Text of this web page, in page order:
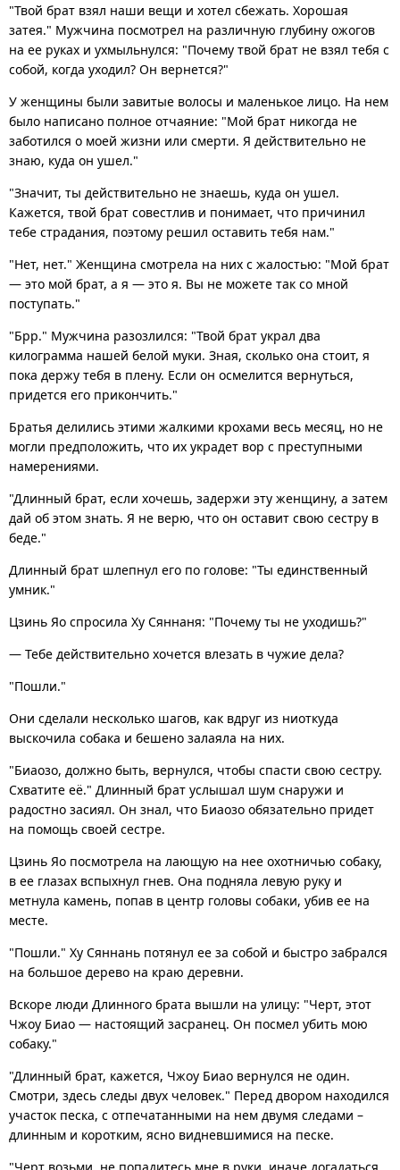
"Твой брат взял наши вещи и хотел сбежать. Хорошая
затея." Мужчина посмотрел на различную глубину ожогов
на ее руках и ухмыльнулся: "Почему твой брат не взял тебя с
собой, когда уходил? Он вернется?"
У женщины были завитые волосы и маленькое лицо. На нем
было написано полное отчаяние: "Мой брат никогда не
заботился о моей жизни или смерти. Я действительно не
знаю, куда он ушел."
"Значит, ты действительно не знаешь, куда он ушел.
Кажется, твой брат совестлив и понимает, что причинил
тебе страдания, поэтому решил оставить тебя нам."
"Нет, нет." Женщина смотрела на них с жалостью: "Мой брат
— это мой брат, а я — это я. Вы не можете так со мной
поступать."
"Брр." Мужчина разозлился: "Твой брат украл два
килограмма нашей белой муки. Зная, сколько она стоит, я
пока держу тебя в плену. Если он осмелится вернуться,
придется его прикончить."
Братья делились этими жалкими крохами весь месяц, но не
могли предположить, что их украдет вор с преступными
намерениями.
"Длинный брат, если хочешь, задержи эту женщину, а затем
дай об этом знать. Я не верю, что он оставит свою сестру в
беде."
Длинный брат шлепнул его по голове: "Ты единственный
умник."
Цзинь Яо спросила Ху Сяннаня: "Почему ты не уходишь?"
— Тебе действительно хочется влезать в чужие дела?
"Пошли."
Они сделали несколько шагов, как вдруг из ниоткуда
выскочила собака и бешено залаяла на них.
"Биаозо, должно быть, вернулся, чтобы спасти свою сестру.
Схватите её." Длинный брат услышал шум снаружи и
радостно засиял. Он знал, что Биаозо обязательно придет
на помощь своей сестре.
Цзинь Яо посмотрела на лающую на нее охотничью собаку,
в ее глазах вспыхнул гнев. Она подняла левую руку и
метнула камень, попав в центр головы собаки, убив ее на
месте.
"Пошли." Ху Сяннань потянул ее за собой и быстро забрался
на большое дерево на краю деревни.
Вскоре люди Длинного брата вышли на улицу: "Черт, этот
Чжоу Биао — настоящий засранец. Он посмел убить мою
собаку."
"Длинный брат, кажется, Чжоу Биао вернулся не один.
Смотри, здесь следы двух человек." Перед двором находился
участок песка, с отпечатанными на нем двумя следами –
длинным и коротким, ясно видневшимися на песке.